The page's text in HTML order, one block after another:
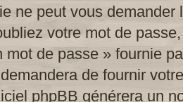
ne peut vous
votre mot de
mot de passe » fournie
de fournir
phpBB générera un